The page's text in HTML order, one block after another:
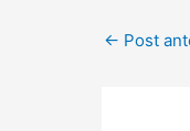
← Post